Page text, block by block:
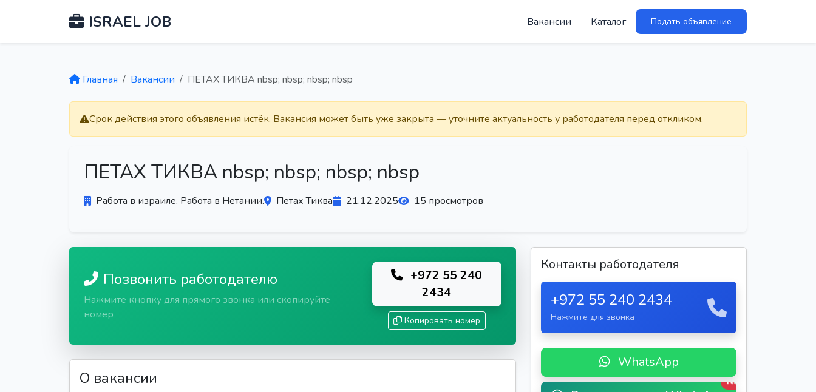
ISRAEL JOB Вакансии Каталог Подать объявление
Главная Вакансии ПЕТАХ ТИКВА nbsp; nbsp; nbsp; nbsp
Срок действия этого объявления истёк. Вакансия может быть уже закрыта — уточните актуальность у работодателя перед откликом.
ПЕТАХ ТИКВА nbsp; nbsp; nbsp; nbsp
Работа в израиле. Работа в Нетании. Петах Тиква 21.12.2025 15 просмотров
Позвонить работодателю
Нажмите кнопку для прямого звонка или скопируйте
номер
+972 55 240
2434
Копировать номер
О вакансии
Контакты работодателя
+972 55 240 2434
Нажмите для звонка
WhatsApp
New